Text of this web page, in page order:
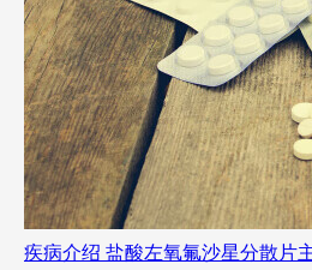
疾病介绍 盐酸左氧氟沙星分散片